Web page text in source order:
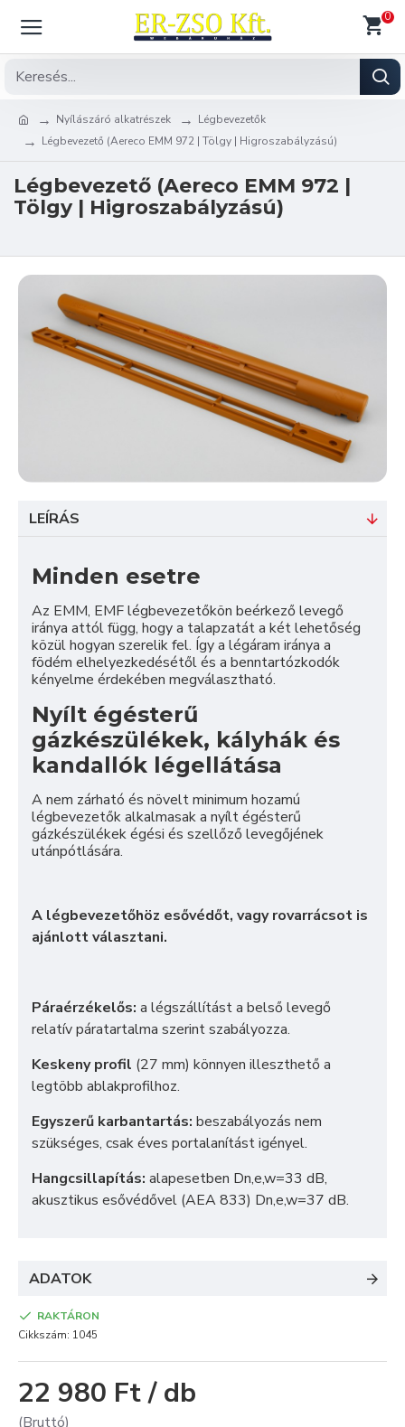
0
Nyílászáró alkatrészek
Légbevezetők
Légbevezető (Aereco EMM 972 | Tölgy | Higroszabályzású)
Légbevezető (Aereco EMM 972 |
Tölgy | Higroszabályzású)
LEÍRÁS
Minden esetre
Az EMM, EMF légbevezetőkön beérkező levegő
iránya attól függ, hogy a talapzatát a két lehetőség
közül hogyan szerelik fel. Így a légáram iránya a
födém elhelyezkedésétől és a benntartózkodók
kényelme érdekében megválasztható.
Nyílt égésterű
gázkészülékek, kályhák és
kandallók légellátása
A nem zárható és növelt minimum hozamú
légbevezetők alkalmasak a nyílt égésterű
gázkészülékek égési és szellőző levegőjének
utánpótlására.
A légbevezetőhöz esővédőt, vagy rovarrácsot is
ajánlott választani.
Páraérzékelős: a légszállítást a belső levegő
relatív páratartalma szerint szabályozza.
Keskeny profil (27 mm) könnyen illeszthető a
legtöbb ablakprofilhoz.
Egyszerű karbantartás: beszabályozás nem
szükséges, csak éves portalanítást igényel.
Hangcsillapítás: alapesetben Dn,e,w=33 dB,
akusztikus esővédővel (AEA 833) Dn,e,w=37 dB.
ADATOK
22 980 Ft / db
(Bruttó)
RAKTÁRON
Cikkszám: 1045